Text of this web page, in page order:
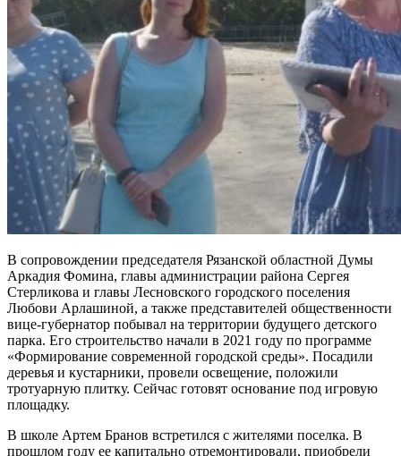
В сопровождении председателя Рязанской областной Думы
Аркадия Фомина, главы администрации района Сергея
Стерликова и главы Лесновского городского поселения
Любови Арлашиной, а также представителей общественности
вице-губернатор побывал на территории будущего детского
парка. Его строительство начали в 2021 году по программе
«Формирование современной городской среды». Посадили
деревья и кустарники, провели освещение, положили
тротуарную плитку. Сейчас готовят основание под игровую
площадку.
В школе Артем Бранов встретился с жителями поселка. В
прошлом году ее капитально отремонтировали, приобрели